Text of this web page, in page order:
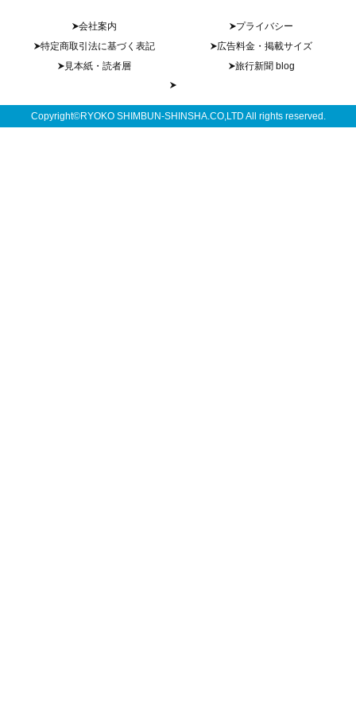
会社案内
プライバシー
特定商取引法に基づく表記
広告料金・掲載サイズ
見本紙・読者層
旅行新聞 blog
Copyright©RYOKO SHIMBUN-SHINSHA.CO,LTD All rights reserved.